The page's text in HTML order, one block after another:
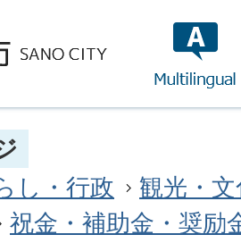
し・行政
観光・
祝金・補助金・奨励